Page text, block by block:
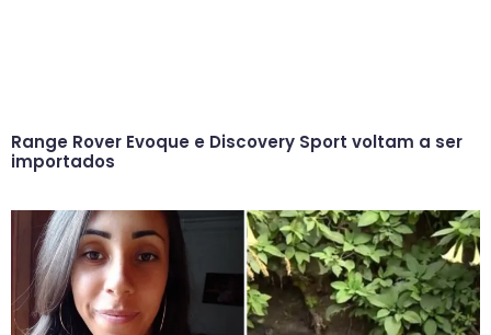
Range Rover Evoque e Discovery Sport voltam a ser
importados